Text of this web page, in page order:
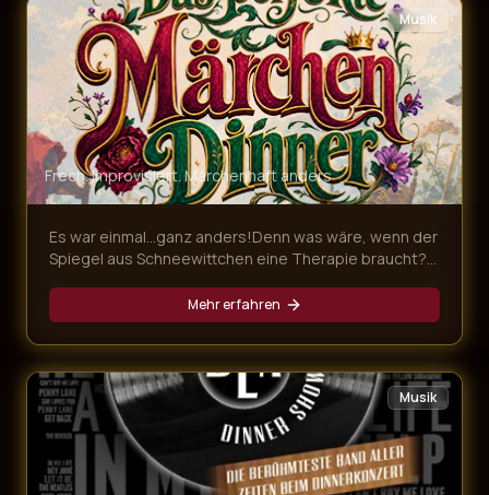
Musik
Frech. Improvisiert. Märchenhaft anders
Es war einmal…ganz anders!Denn was wäre, wenn der
Spiegel aus Schneewittchen eine Therapie braucht?
geraten drei berühmte Grimms-Geschichten gewaltig
ins Wanken. Dr. Rumpelstilzchen behandelt
sprechende Spiegel, das „tapfere“ Schneiderlein ist
ein Hasenfuß und die Gäste schlüpfen in zahllose,
märchenhafte Rollen. Das Ensemble sorgt mit Witz,
Improvisation und Mitmach-Charme für ein Erdbeben
des Zwerchfells – und ein Erlebnis jenseits von „es
war einmal…“!
Mehr erfahren
Musik